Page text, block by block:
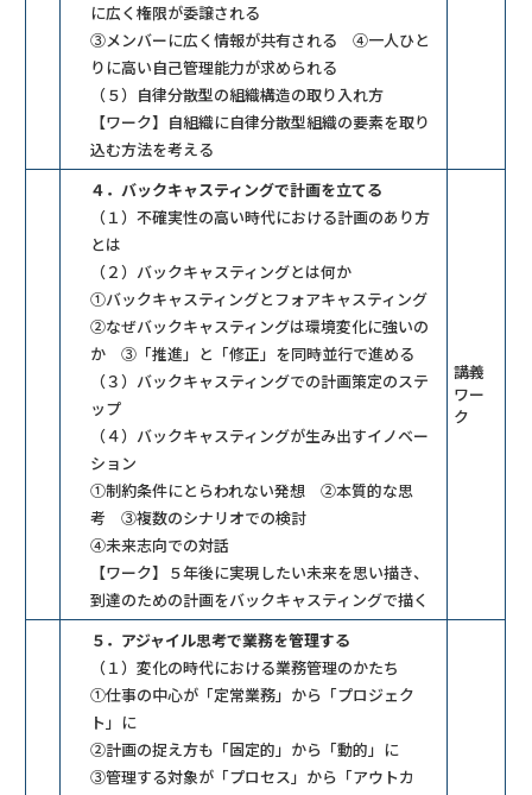
に広く権限が委譲される
③メンバーに広く情報が共有される ④一人ひと
りに高い自己管理能力が求められる
（５）自律分散型の組織構造の取り入れ方
【ワーク】自組織に自律分散型組織の要素を取り
込む方法を考える
４．バックキャスティングで計画を立てる
（１）不確実性の高い時代における計画のあり方
とは
（２）バックキャスティングとは何か
①バックキャスティングとフォアキャスティング
②なぜバックキャスティングは環境変化に強いの
か ③「推進」と「修正」を同時並行で進める
（３）バックキャスティングでの計画策定のステ
ップ
（４）バックキャスティングが生み出すイノベー
ション
①制約条件にとらわれない発想 ②本質的な思
考 ③複数のシナリオでの検討
④未来志向での対話
【ワーク】５年後に実現したい未来を思い描き、
到達のための計画をバックキャスティングで描く
講義
ワー
ク
５．アジャイル思考で業務を管理する
（１）変化の時代における業務管理のかたち
①仕事の中心が「定常業務」から「プロジェク
ト」に
②計画の捉え方も「固定的」から「動的」に
③管理する対象が「プロセス」から「アウトカ